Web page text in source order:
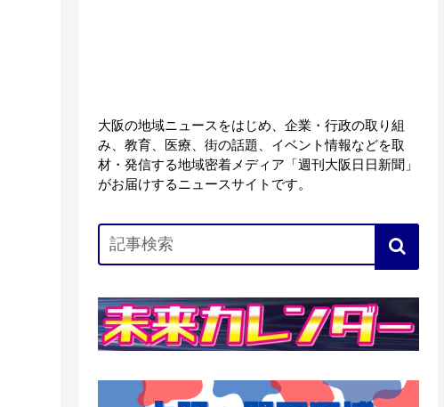
大阪の地域ニュースをはじめ、企業・行政の取り組
み、教育、医療、街の話題、イベント情報などを取
材・発信する地域密着メディア「週刊大阪日日新聞」
がお届けするニュースサイトです。